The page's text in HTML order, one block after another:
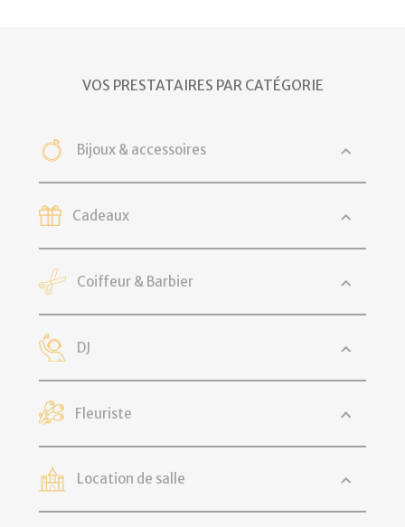
VOS PRESTATAIRES PAR CATÉGORIE
Bijoux & accessoires
Cadeaux
Coiffeur & Barbier
DJ
Fleuriste
Location de salle